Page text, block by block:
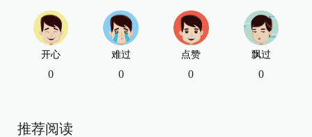
开心
0
难过
0
点赞
0
飘过
0
推荐阅读